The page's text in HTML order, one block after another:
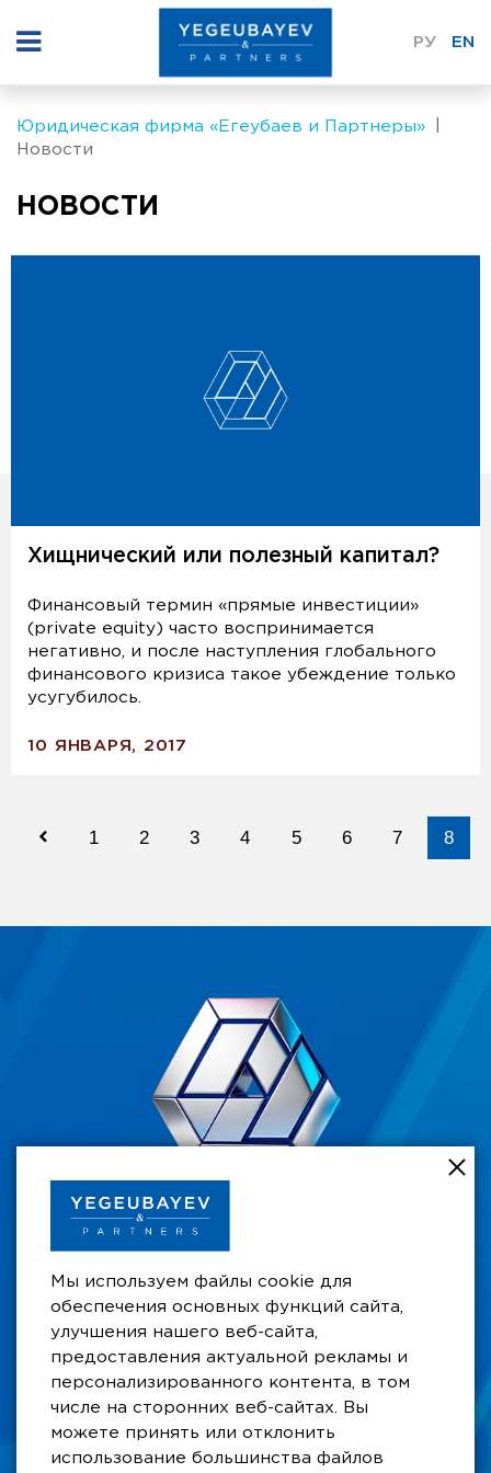
РУ EN
Юридическая фирма «Егеубаев и Партнеры»
Новости
НОВОСТИ
Хищнический или полезный капитал?
Финансовый термин «прямые инвестиции»
(private equity) часто воспринимается
негативно, и после наступления глобального
финансового кризиса такое убеждение только
усугубилось.
10 ЯНВАРЯ, 2017
1 2 3 4 5 6 7 8
+7 701 711 49 49
Бизнес Центр при отеле Рахат Палас,
ул. Сатпаева 29/6, 10-й этаж, офис 105А,
A15P5A0, Алматы, Казахстан
aay@ygb.kz
Мы используем файлы cookie для
обеспечения основных функций сайта,
улучшения нашего веб-сайта,
предоставления актуальной рекламы и
персонализированного контента, в том
числе на сторонних веб-сайтах. Вы
можете принять или отклонить
использование большинства файлов